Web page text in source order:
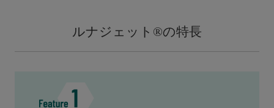
ルナジェット ®の特長